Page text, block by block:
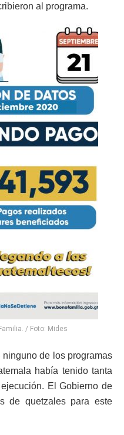
al programa.
/ Foto: Mides
de los programas
había tenido tanta
El Gobierno de
de quetzales para este